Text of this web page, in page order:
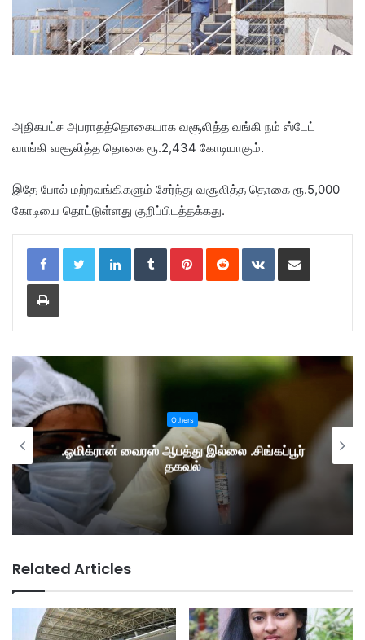
அதிகபட்ச அபராதத்தொகையாக வசூலித்த வங்கி நம் ஸ்டேட்
வாங்கி வசூலித்த தொகை ரூ.2,434 கோடியாகும்.
இதே போல் மற்றவங்கிகளும் சேர்ந்து வசூலித்த தொகை ரூ.5,000
கோடியை தொட்டுள்ளது குறிப்பிடத்தக்கது.
LinkedIn Tumblr Pinterest Reddit VKontakte
Print
Others
.ஓமிக்ரான் வைரஸ் ஆபத்து இல்லை .சிங்கப்பூர்
தகவல்
Related Articles